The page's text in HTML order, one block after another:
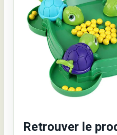
Retrouver le